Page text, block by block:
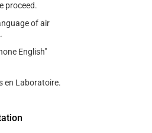
proceed.
of air
English"
en Laboratoire.